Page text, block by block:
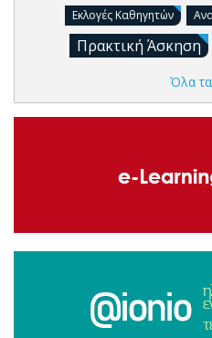
Εκλογές Καθηγητών
Πρακτική Άσκηση
Όλα